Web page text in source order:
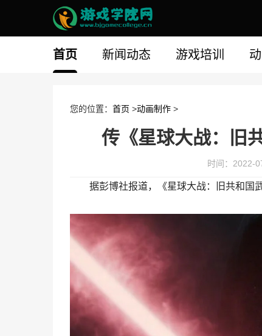
首页 新闻动态 游戏培训
您的位置： 首页 >动画制作 >
传《星球大战：旧
时间：2022-
据彭博社报道，《星球大战：旧共和国